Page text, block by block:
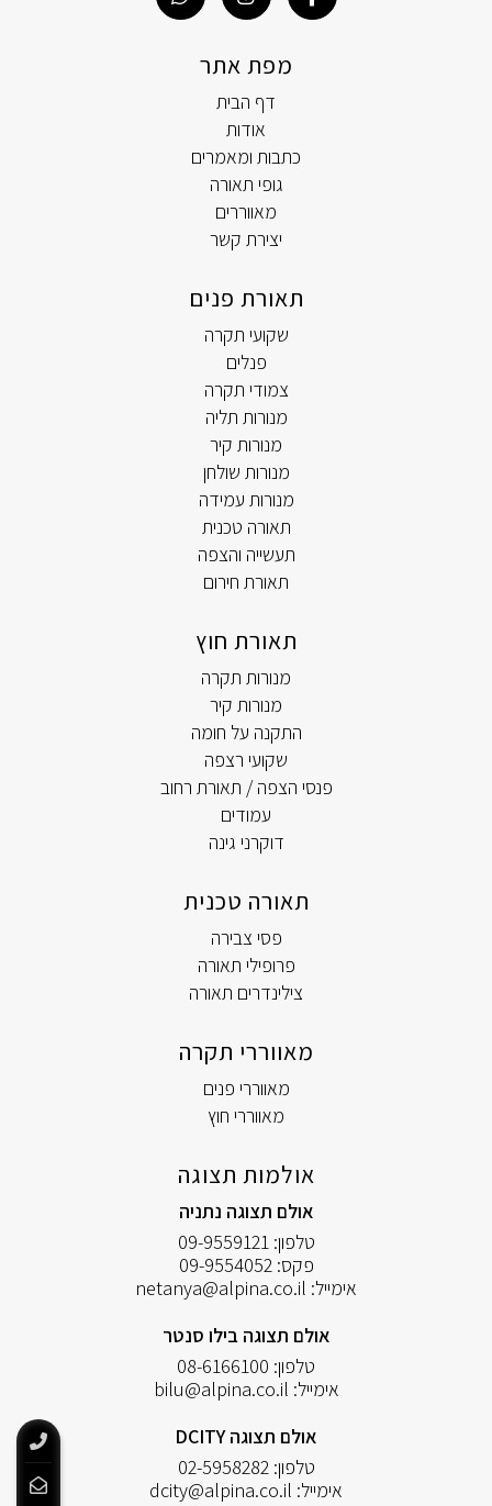
מפת אתר
דף הבית
אודות
כתבות ומאמרים
גופי תאורה
מאווררים
יצירת קשר
תאורת פנים
שקועי תקרה
פנלים
צמודי תקרה
מנורות תליה
מנורות קיר
מנורות שולחן
מנורות עמידה
תאורה טכנית
תעשייה והצפה
תאורת חירום
תאורת חוץ
מנורות תקרה
מנורות קיר
התקנה על חומה
שקועי רצפה
פנסי הצפה / תאורת רחוב
עמודים
דוקרני גינה
תאורה טכנית
פסי צבירה
פרופילי תאורה
צילינדרים תאורה
מאווררי תקרה
מאווררי פנים
מאווררי חוץ
אולמות תצוגה
אולם תצוגה נתניה
טלפון:09-9559121
פקס:09-9554052
אימייל: netanya@alpina.co.il
אולם תצוגה בילו סנטר
טלפון: 08-6166100
אימייל: bilu@alpina.co.il
אולם תצוגה DCITY
טלפון:02-5958282
אימייל: dcity@alpina.co.il